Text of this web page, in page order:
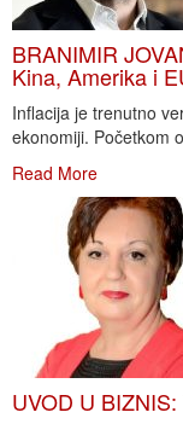
BRANIMIR
Kina, Amerika i
Inflacija je trenutno
ekonomiji. Početkom
Read More
UVOD U